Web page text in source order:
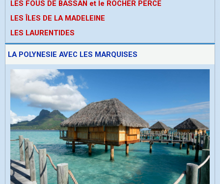
LES FOUS DE BASSAN et le ROCHER PERCE
LES ÎLES DE LA MADELEINE
LES LAURENTIDES
LA POLYNESIE AVEC LES MARQUISES